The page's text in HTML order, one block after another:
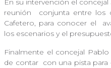
En su intervención el
reunión
conjunta entre los
Cafetero, para conocer el
los escenarios y el
Finalmente el concejal
de contar con una pista